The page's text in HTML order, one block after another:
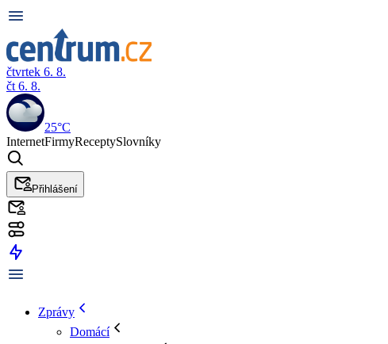
čtvrtek 6. 8.
čt 6. 8.
25°C
InternetFirmyReceptySlovníky
Přihlášení
Zprávy
Domácí